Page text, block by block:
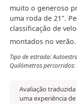
muito o generoso
uma roda de 21".
classificação de
montados no verão.
Tipo de estrada:
Quilómetros percorridos:
Avaliação
uma experiência